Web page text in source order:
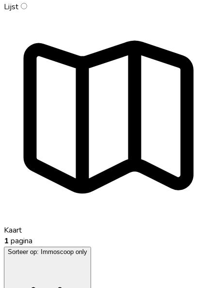
Lijst
Kaart
1 pagina
Sorteer op: Immoscoop only